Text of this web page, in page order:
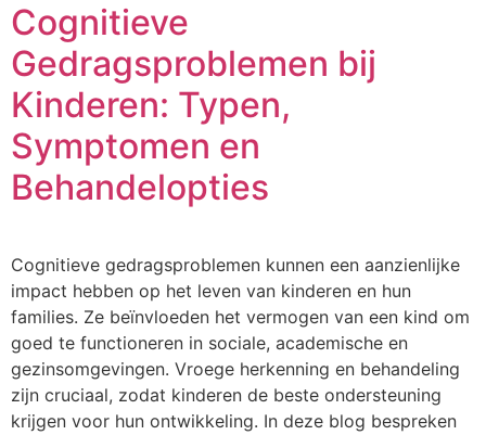
Cognitieve
Gedragsproblemen bij
Kinderen: Typen,
Symptomen en
Behandelopties
Cognitieve gedragsproblemen kunnen een aanzienlijke
impact hebben op het leven van kinderen en hun
families. Ze beïnvloeden het vermogen van een kind om
goed te functioneren in sociale, academische en
gezinsomgevingen. Vroege herkenning en behandeling
zijn cruciaal, zodat kinderen de beste ondersteuning
krijgen voor hun ontwikkeling. In deze blog bespreken